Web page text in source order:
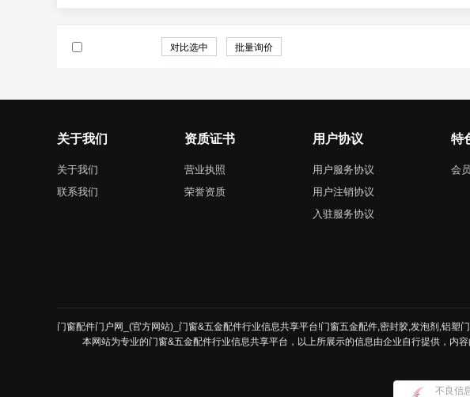
关于我们
关于我们
联系我们
资质证书
营业执照
荣誉资质
用户协议
用户服务协议
用户注销协议
入驻服务协议
特
会
门窗配件门户网_(官方网站)_门窗&五金配件行业信息共享平台!门窗五金配件,密封胶,发泡剂,铝
本网站为专业的门窗&五金配件行业信息共享平台，以上所展示的信息由企业自行提供，内
不良信